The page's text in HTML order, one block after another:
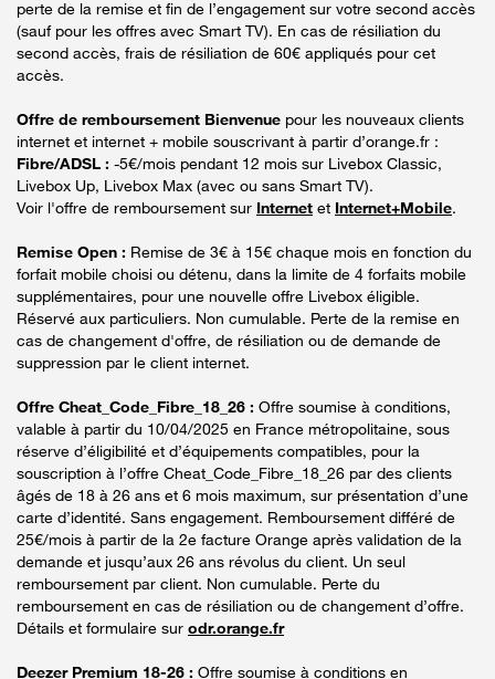
perte de la remise et fin de l’engagement sur votre second accès
(sauf pour les offres avec Smart TV). En cas de résiliation du
second accès, frais de résiliation de 60€ appliqués pour cet
accès.
Offre de remboursement Bienvenue pour les nouveaux clients
internet et internet + mobile souscrivant à partir d’orange.fr :
Fibre/ADSL : -5€/mois pendant 12 mois sur Livebox Classic,
Livebox Up, Livebox Max (avec ou sans Smart TV).
Voir l'offre de remboursement sur Internet et Internet+Mobile.
Remise Open : Remise de 3€ à 15€ chaque mois en fonction du
forfait mobile choisi ou détenu, dans la limite de 4 forfaits mobile
supplémentaires, pour une nouvelle offre Livebox éligible.
Réservé aux particuliers. Non cumulable. Perte de la remise en
cas de changement d'offre, de résiliation ou de demande de
suppression par le client internet.
Offre Cheat_Code_Fibre_18_26 : Offre soumise à conditions,
valable à partir du 10/04/2025 en France métropolitaine, sous
réserve d’éligibilité et d’équipements compatibles, pour la
souscription à l’offre Cheat_Code_Fibre_18_26 par des clients
âgés de 18 à 26 ans et 6 mois maximum, sur présentation d’une
carte d’identité. Sans engagement. Remboursement différé de
25€/mois à partir de la 2e facture Orange après validation de la
demande et jusqu’aux 26 ans révolus du client. Un seul
remboursement par client. Non cumulable. Perte du
remboursement en cas de résiliation ou de changement d’offre.
Détails et formulaire sur odr.orange.fr
Deezer Premium 18-26 : Offre soumise à conditions en